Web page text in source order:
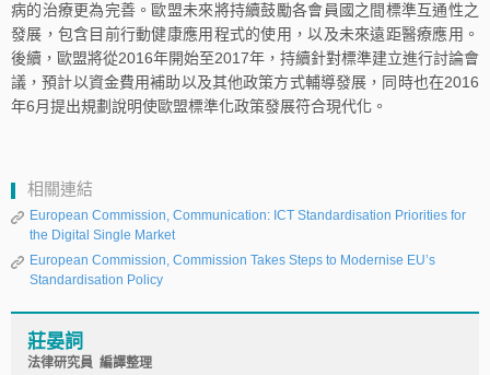
病的治療更為完善。歐盟未來將持續鼓勵各會員國之間標準互通性之
發展，包含目前行動健康應用程式的使用，以及未來遠距醫療應用。
後續，歐盟將從2016年開始至2017年，持續針對標準建立進行討論會
議，預計以資金費用補助以及其他政策方式輔導發展，同時也在2016
年6月提出規劃說明使歐盟標準化政策發展符合現代化。
相關連結
European Commission, Communication: ICT Standardisation Priorities for
the Digital Single Market
European Commission, Commission Takes Steps to Modernise EU’s
Standardisation Policy
莊晏詞
法律研究員 編譯整理